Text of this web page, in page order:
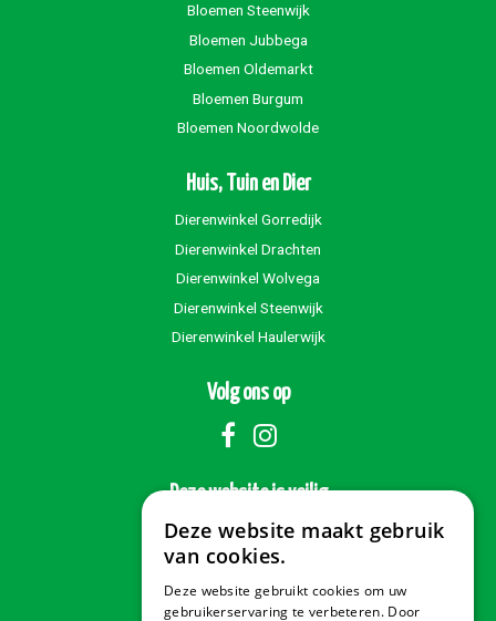
Bloemen Steenwijk
Bloemen Jubbega
Bloemen Oldemarkt
Bloemen Burgum
Bloemen Noordwolde
Huis, Tuin en Dier
Dierenwinkel Gorredijk
Dierenwinkel Drachten
Dierenwinkel Wolvega
Dierenwinkel Steenwijk
Dierenwinkel Haulerwijk
Volg ons op
Deze website is veilig
Veilig betalen
Deze website maakt gebruik
van cookies.
Deze website gebruikt cookies om uw
gebruikerservaring te verbeteren. Door